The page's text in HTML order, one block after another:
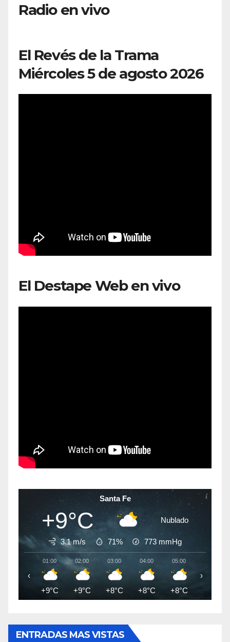
Radio en vivo
El Revés de la Trama
Miércoles 5 de agosto 2026
El Destape Web en vivo
Santa Fe
+9°C Nublado
3.1 m/s 71% 773 mmHg
01:00
+9°C
02:00
+9°C
03:00
+8°C
04:00
+8°C
05:00
+8°C +7°C
‹ ›
ENTRADAS MAS VISTAS